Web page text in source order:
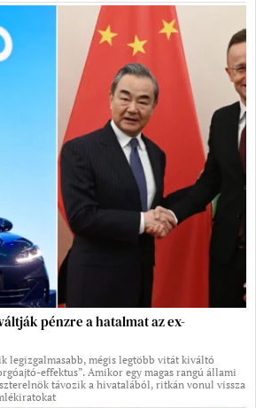
pénzre a hatalmat az ex-
legizgalmasabb, mégis legtöbb vitát kiváltó
effektus”. Amikor egy magas rangú állami
távozik a hivatalából, ritkán vonul vissza